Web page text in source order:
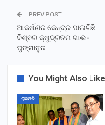
PREV POST
ଆକର୍ଷଣର କେନ୍ଦ୍ର ପାଲଟିଛି
ବିଶ୍ବର କ୍ଷୁଦ୍ରତମ ଗାଈ-
ପୁଙ୍ଗାନୁର
You Might Also Like
ରାଜନୀତି